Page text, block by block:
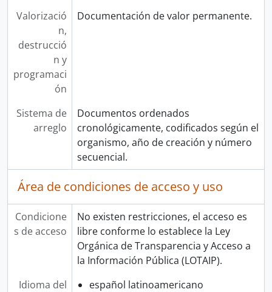
Valorizació
n,
destrucció
n y
programaci
ón
Documentación de valor permanente.
Sistema de
arreglo
Documentos ordenados
cronológicamente, codificados según el
organismo, año de creación y número
secuencial.
Área de condiciones de acceso y uso
Condicione
s de acceso
No existen restricciones, el acceso es
libre conforme lo establece la Ley
Orgánica de Transparencia y Acceso a
la Información Pública (LOTAIP).
Idioma del
español latinoamericano